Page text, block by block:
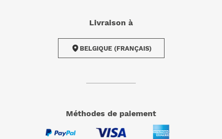
Livraison à
BELGIQUE (FRANÇAIS)
méthodes de paiement